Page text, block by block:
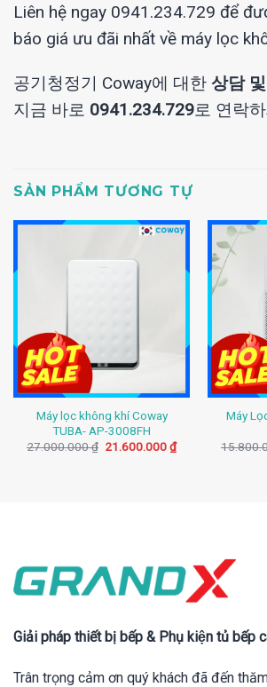
Liên hệ ngay 0941.234.729 để
báo giá ưu đãi nhất về máy lọc
공기청정기 Coway에 대한 상담
지금 바로 0941.234.729로 연락
SẢN PHẨM TƯƠNG TỰ
Máy lọc không khí Coway
TUBA- AP-3008FH
27.000.000₫ Giá
21.600.000₫Giá
hiện
Máy
Giải pháp thiết bị bếp & Phụ kiện tủ bếp
Trân trọng cảm ơn quý khách đã đến